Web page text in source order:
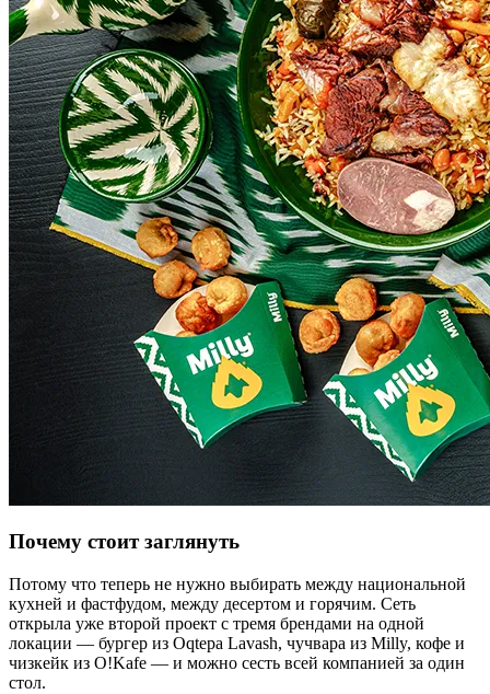
Почему стоит заглянуть
Потому что теперь не нужно выбирать между национальной
кухней и фастфудом, между десертом и горячим. Сеть
открыла уже второй проект с тремя брендами на одной
локации — бургер из Oqtepa Lavash, чучвара из Milly, кофе и
чизкейк из O!Kafe — и можно сесть всей компанией за один
стол.